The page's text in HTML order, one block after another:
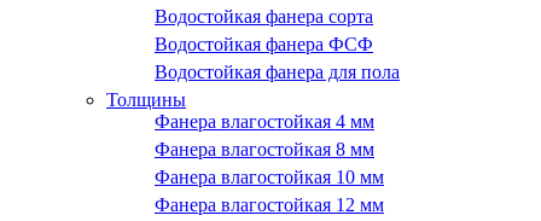
Водостойкая фанера сорта
Водостойкая фанера ФСФ
Водостойкая фанера для пола
Толщины
Фанера влагостойкая 4 мм
Фанера влагостойкая 8 мм
Фанера влагостойкая 10 мм
Фанера влагостойкая 12 мм